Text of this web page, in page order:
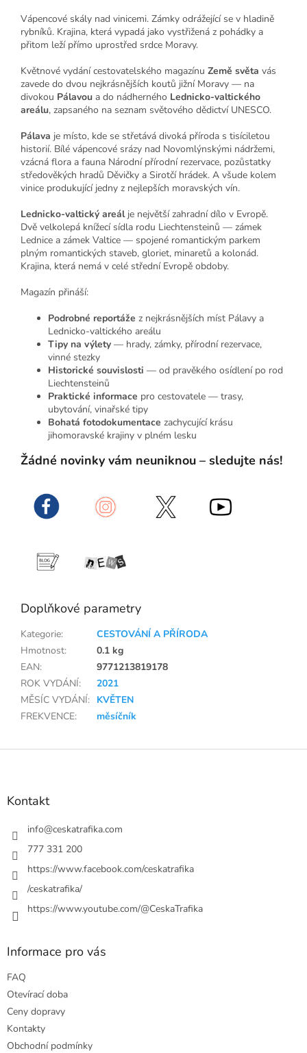
Vápencové skály nad vinicemi. Zámky odrážející se v hladině
rybníků. Krajina, která vypadá jako vystřižená z pohádky a
přitom leží přímo uprostřed srdce Moravy.
Květnové vydání cestovatelského magazínu Země světa vás
zavede do dvou nejkrásnějších koutů jižní Moravy — na
divokou Pálavou a do nádherného Lednicko-valtického
areálu, zapsaného na seznam světového dědictví UNESCO.
Pálava je místo, kde se střetává divoká příroda s tisíciletou
historií. Bílé vápencové srázy nad Novomlýnskými nádržemi,
vzácná flora a fauna Národní přírodní rezervace, pozůstatky
středověkých hradů Děvičky a Sirotčí hrádek. A všude kolem
vinice produkující jedny z nejlepších moravských vín.
Lednicko-valtický areálje největší zahradní dílo v Evropě.
Dvě velkolepá knížecí sídla rodu Liechtensteinů — zámek
Lednice a zámek Valtice — spojené romantickým parkem
plným romantických staveb, gloriet, minaretů a kolonád.
Krajina, která nemá v celé střední Evropě obdoby.
Magazín přináší:
Podrobné reportáže z nejkrásnějších míst Pálavy a
Lednicko-valtického areálu
Tipy na výlety — hrady, zámky, přírodní rezervace,
vinné stezky
Historické souvislosti — od pravěkého osídlení po rod
Liechtensteinů
Praktické informace pro cestovatele — trasy,
ubytování, vinařské tipy
Bohatá fotodokumentace zachycující krásu
jihomoravské krajiny v plném lesku
Žádné novinky vám neuniknou – sledujte nás!
Doplňkové parametry
Kategorie:
CESTOVÁNÍ A PŘÍRODA
Hmotnost:
0.1 kg
EAN:
9771213819178
ROK VYDÁNÍ:
2021
MĚSÍC VYDÁNÍ: KVĚTEN
FREKVENCE: měsíčník
Z
Kontakt
info@ceskatrafika.com
777 331 200
https://www.facebook.com/ceskatrafika
/ceskatrafika/
https://www.youtube.com/@CeskaTrafika
Informace pro vás
FAQ
Otevírací doba
Ceny dopravy
Kontakty
Obchodní podmínky